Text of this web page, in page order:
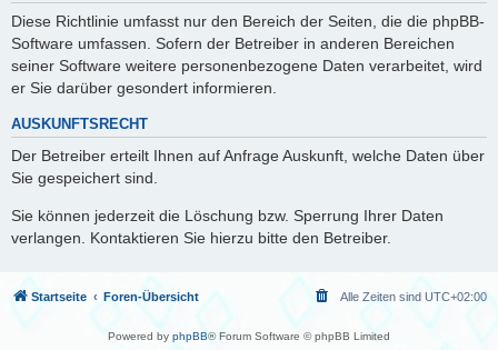
Diese Richtlinie umfasst nur den Bereich der Seiten, die die phpBB-
Software umfassen. Sofern der Betreiber in anderen Bereichen
seiner Software weitere personenbezogene Daten verarbeitet, wird
er Sie darüber gesondert informieren.
AUSKUNFTSRECHT
Der Betreiber erteilt Ihnen auf Anfrage Auskunft, welche Daten über
Sie gespeichert sind.
Sie können jederzeit die Löschung bzw. Sperrung Ihrer Daten
verlangen. Kontaktieren Sie hierzu bitte den Betreiber.
Startseite Foren-Übersicht Alle Zeiten sind UTC+02:00
Powered by phpBB® Forum Software © phpBB Limited